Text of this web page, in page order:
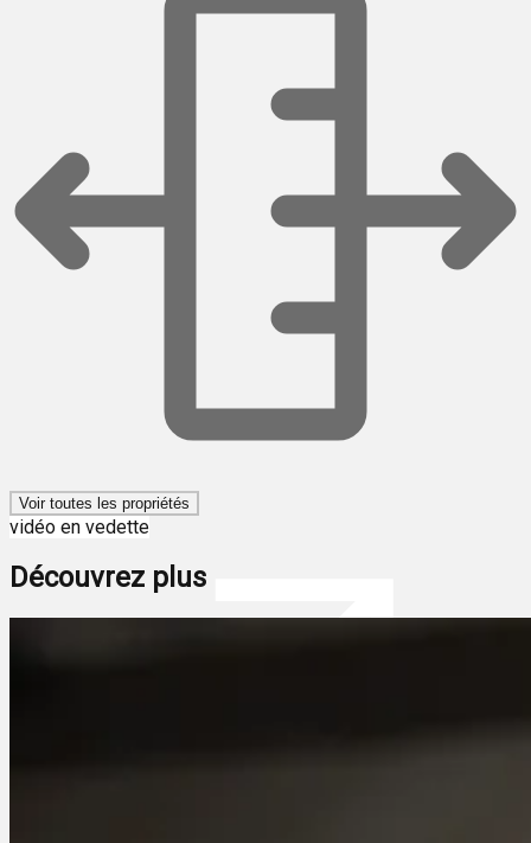
Voir toutes les propriétés
vidéo en vedette
Découvrez plus